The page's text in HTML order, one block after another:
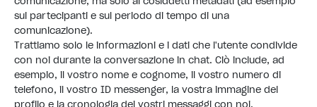
sui partecipanti e sul periodo di tempo di una
comunicazione).
Trattiamo solo le informazioni e i dati che l'utente condivide
con noi durante la conversazione in chat. Ciò include, ad
esempio, il vostro nome e cognome, il vostro numero di
telefono, il vostro ID messenger, la vostra immagine del
profilo e la cronologia dei vostri messaggi con noi.